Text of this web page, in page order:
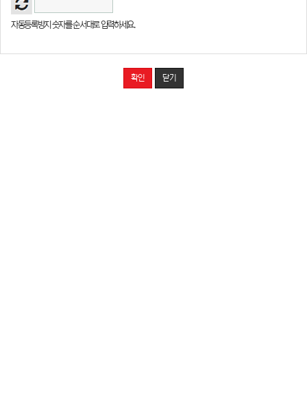
자동등록방지 숫자를 순서대로 입력하세요.
확인 닫기